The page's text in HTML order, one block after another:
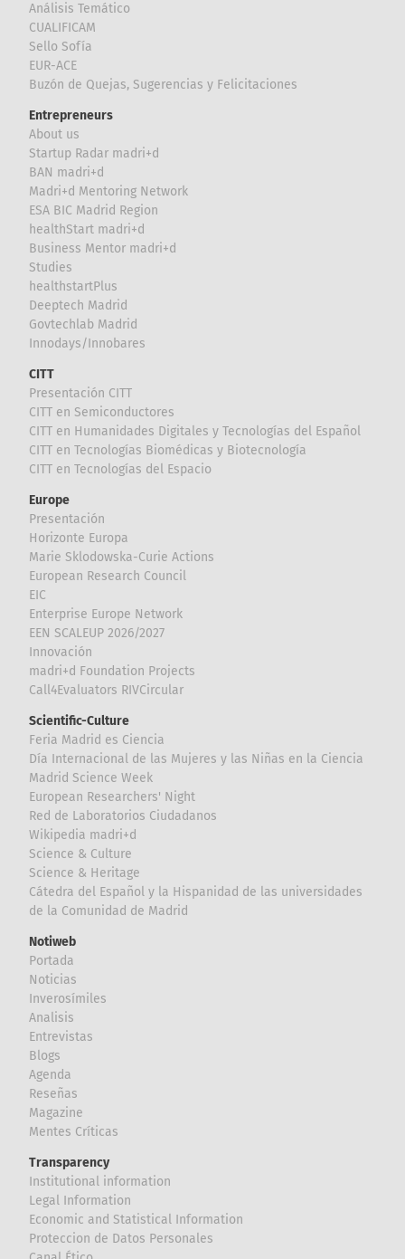
Análisis Temático
CUALIFICAM
Sello Sofía
EUR-ACE
Buzón de Quejas, Sugerencias y Felicitaciones
Entrepreneurs
About us
Startup Radar madri+d
BAN madri+d
Madri+d Mentoring Network
ESA BIC Madrid Region
healthStart madri+d
Business Mentor madri+d
Studies
healthstartPlus
Deeptech Madrid
Govtechlab Madrid
Innodays/Innobares
CITT
Presentación CITT
CITT en Semiconductores
CITT en Humanidades Digitales y Tecnologías del Español
CITT en Tecnologías Biomédicas y Biotecnología
CITT en Tecnologías del Espacio
Europe
Presentación
Horizonte Europa
Marie Sklodowska-Curie Actions
European Research Council
EIC
Enterprise Europe Network
EEN SCALEUP 2026/2027
Innovación
madri+d Foundation Projects
Call4Evaluators RIVCircular
Scientific-Culture
Feria Madrid es Ciencia
Día Internacional de las Mujeres y las Niñas en la Ciencia
Madrid Science Week
European Researchers' Night
Red de Laboratorios Ciudadanos
Wikipedia madri+d
Science & Culture
Science & Heritage
Cátedra del Español y la Hispanidad de las universidades
de la Comunidad de Madrid
Notiweb
Portada
Noticias
Inverosímiles
Analisis
Entrevistas
Blogs
Agenda
Reseñas
Magazine
Mentes Críticas
Transparency
Institutional information
Legal Information
Economic and Statistical Information
Proteccion de Datos Personales